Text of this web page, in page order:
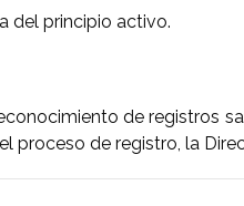
del principio activo.
de registros
proceso de registro, la